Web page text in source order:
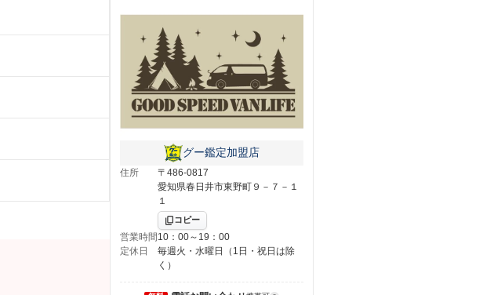
グー鑑定加盟店
住所
〒486-0817
愛知県春日井市東野町９－７－１
１
コピー
営業時間10：00～19：00
定休日
毎週火・水曜日（1日・祝日は除
く）